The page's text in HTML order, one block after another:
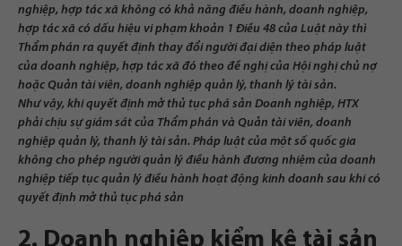
nghiệp, hợp tác xã không có khả năng điều hành, doanh nghiệp,
hợp tác xã có dấu hiệu vi phạm khoản 1 Điều 48 của Luật này thì
Thẩm phán ra quyết định thay đổi người đại diện theo pháp luật
của doanh nghiệp, hợp tác xã đó theo đề nghị của Hội nghị chủ nợ
hoặc Quản tài viên, doanh nghiệp quản lý, thanh lý tài sản.
Như vậy, khi quyết định mở thủ tục phá sản Doanh nghiệp, HTX
phải chịu sự giám sát của Thẩm phán và Quản tài viên, doanh
nghiệp quản lý, thanh lý tài sản. Pháp luật của một số quốc gia
không cho phép người quản lý điều hành đương nhiệm của doanh
nghiệp tiếp tục quản lý điều hành hoạt động kinh doanh sau khi có
quyết định mở thủ tục phá sản
2. Doanh nghiệp kiểm kê tài sản